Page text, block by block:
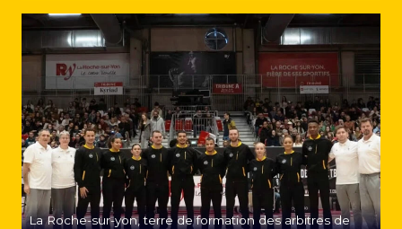
La Roche-sur-yon, terre de formation des arbitres de